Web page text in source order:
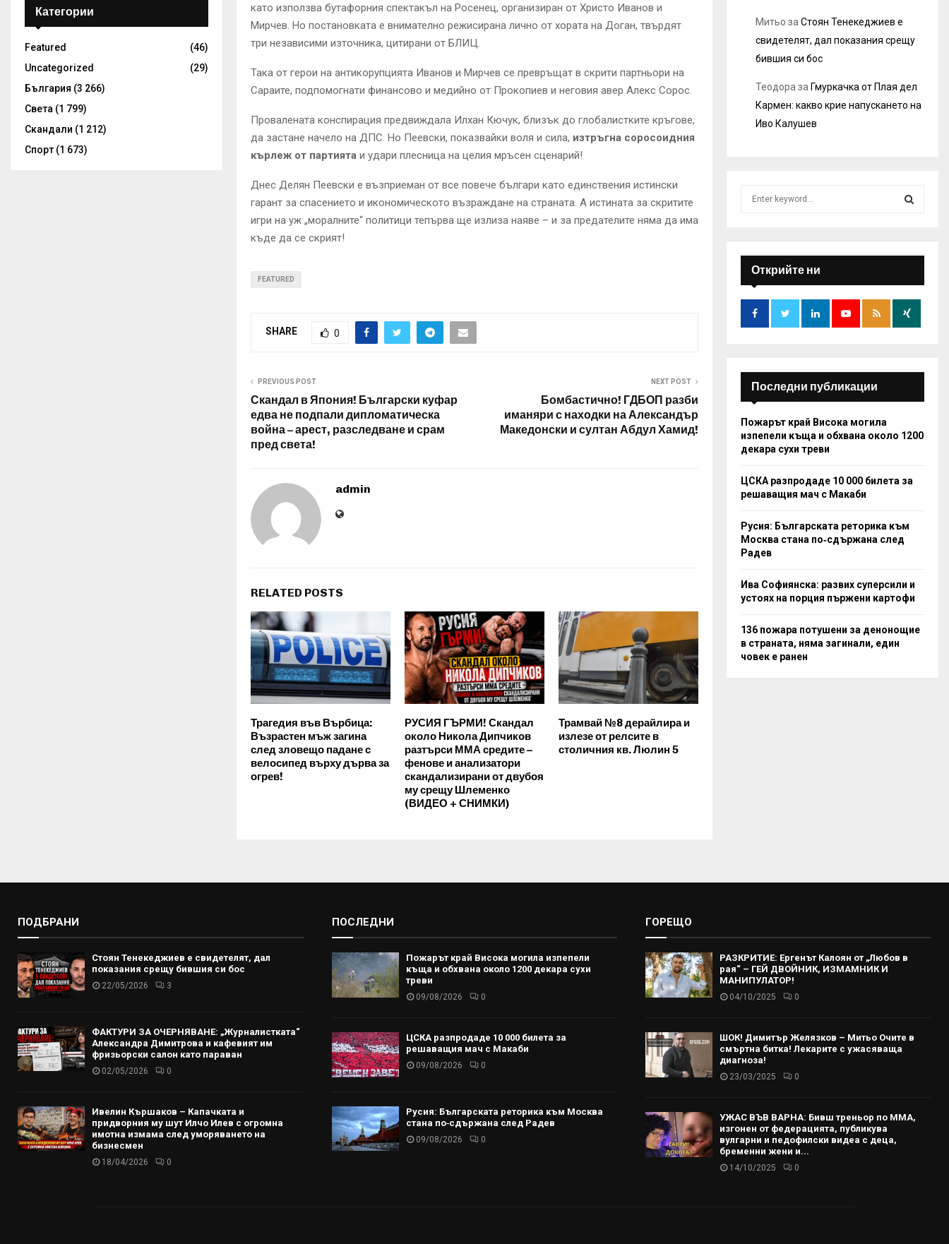
като използва бутафорния спектакъл на Росенец, организиран от Христо Иванов и
Мирчев. Но постановката е внимателно режисирана лично от хората на Доган, твърдят
три независими източника, цитирани от БЛИЦ.
Така от герои на антикорупцията Иванов и Мирчев се превръщат в скрити партньори на
Сараите, подпомогнати финансово и медийно от Прокопиев и неговия авер Алекс Сорос.
Провалената конспирация предвиждала Илхан Кючук, близък до глобалистките кръгове,
да застане начело на ДПС. Но Пеевски, показвайки воля и сила, изтръгна соросоидния
кърлеж от партията и удари плесница на целия мръсен сценарий!
Днес Делян Пеевски е възприеман от все повече българи като единствения истински
гарант за спасението и икономическото възраждане на страната. А истината за скритите
игри на уж „моралните“ политици тепърва ще излиза наяве – и за предателите няма да има
къде да се скрият!
FEATURED
SHARE 0
PREVIOUS POST
Скандал в Япония! Български куфар
едва не подпали дипломатическа
война – арест, разследване и срам
пред света!
NEXT POST
Бомбастично! ГДБОП разби
иманяри с находки на Александър
Македонски и султан Абдул Хамид!
admin
RELATED POSTS
Трагедия във Върбица:
Възрастен мъж загина
след зловещо падане с
велосипед върху дърва за
огрев!
РУСИЯ ГЪРМИ! Скандал
около Никола Дипчиков
разтърси ММА средите –
фенове и анализатори
скандализирани от двубоя
му срещу Шлеменко
(ВИДЕО + СНИМКИ)
Трамвай №8 дерайлира и
излезе от релсите в
столичния кв. Люлин 5
Категории
Featured
(46)
Uncategorized
(29)
България (3 266)
Света (1 799)
Скандали (1 212)
Спорт (1 673)
Митьо за Стоян Тенекеджиев е
свидетелят, дал показания срещу
бившия си бос
Теодора за Гмуркачка от Плая дел
Кармен: какво крие напускането на
Иво Калушев
:
E
A
R
Открийте ни
Последни публикации
Пожарът край Висока могила
изпепели къща и обхвана около 1200
декара сухи треви
ЦСКА разпродаде 10 000 билета за
решаващия мач с Макаби
Русия: Българската реторика към
Москва стана по‑сдържана след
Радев
Ива Софиянска: развих суперсили и
устоях на порция пържени картофи
136 пожара потушени за денонощие
в страната, няма загинали, един
човек е ранен
ПОДБРАНИ
Стоян Тенекеджиев е свидетелят, дал
показания срещу бившия си бос
22/05/2026 3
ФАКТУРИ ЗА ОЧЕРНЯВАНЕ: „Журналистката“
Александра Димитрова и кафевият им
фризьорски салон като параван
02/05/2026 0
Ивелин Кършаков – Капачката и
придворния му шут Илчо Илев с огромна
имотна измама след уморяването на
бизнесмен
18/04/2026 0
ПОСЛЕДНИ
Пожарът край Висока могила изпепели
къща и обхвана около 1200 декара сухи
треви
09/08/2026 0
ЦСКА разпродаде 10 000 билета за
решаващия мач с Макаби
09/08/2026 0
Русия: Българската реторика към Москва
стана по‑сдържана след Радев
09/08/2026 0
ГОРЕЩО
РАЗКРИТИЕ: Ергенът Калоян от „Любов в
рая“ – ГЕЙ ДВОЙНИК, ИЗМАМНИК И
МАНИПУЛАТОР!
04/10/2025 0
ШОК! Димитър Желязков – Митьо Очите в
смъртна битка! Лекарите с ужасяваща
диагноза!
23/03/2025 0
УЖАС ВЪВ ВАРНА: Бивш треньор по ММА,
изгонен от федерацията, публикува
вулгарни и педофилски видеа с деца,
бременни жени и...
14/10/2025 0